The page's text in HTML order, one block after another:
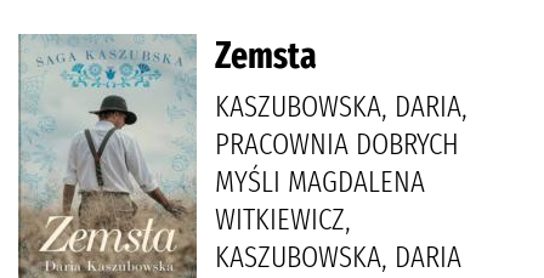
Zemsta
KASZUBOWSKA, DARIA,
PRACOWNIA DOBRYCH
MYŚLI MAGDALENA
WITKIEWICZ,
KASZUBOWSKA, DARIA